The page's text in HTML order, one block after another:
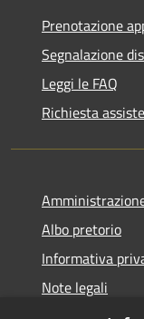
Prenotazione
Segnalazione
Leggi le FAQ
Richiesta
Albo pretorio
Informativa
Note legali